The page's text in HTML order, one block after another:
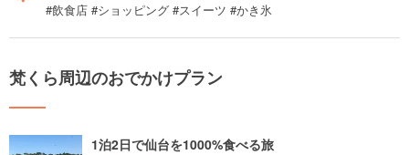
#飲食店 #ショッピング #スイーツ #かき氷
梵くら周辺のおでかけプラン
1泊2日で仙台を1000%食べる旅